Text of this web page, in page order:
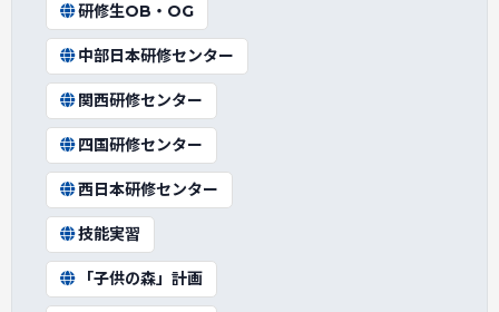
研修生OB・OG
中部日本研修センター
関西研修センター
四国研修センター
西日本研修センター
技能実習
「子供の森」計画